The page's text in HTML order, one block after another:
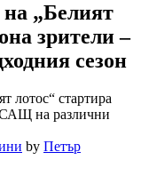
„Белият
зрители –
сезон
лотос“ стартира
САЩ на различни
by Петър